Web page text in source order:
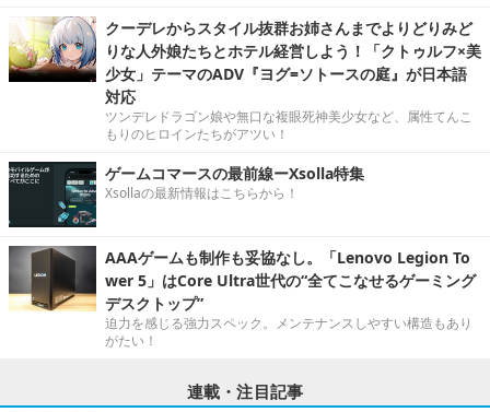
クーデレからスタイル抜群お姉さんまでよりどりみど
りな人外娘たちとホテル経営しよう！「クトゥルフ×美
少女」テーマのADV『ヨグ=ソトースの庭』が日本語
対応
ツンデレドラゴン娘や無口な複眼死神美少女など、属性てんこ
もりのヒロインたちがアツい！
ゲームコマースの最前線ーXsolla特集
Xsollaの最新情報はこちらから！
AAAゲームも制作も妥協なし。「Lenovo Legion To
wer 5」はCore Ultra世代の“全てこなせるゲーミング
デスクトップ”
迫力を感じる強力スペック。メンテナンスしやすい構造もあり
がたい！
連載・注目記事